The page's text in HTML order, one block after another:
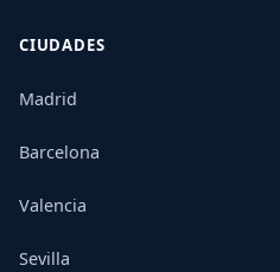
CIUDADES
Madrid
Barcelona
Valencia
Sevilla